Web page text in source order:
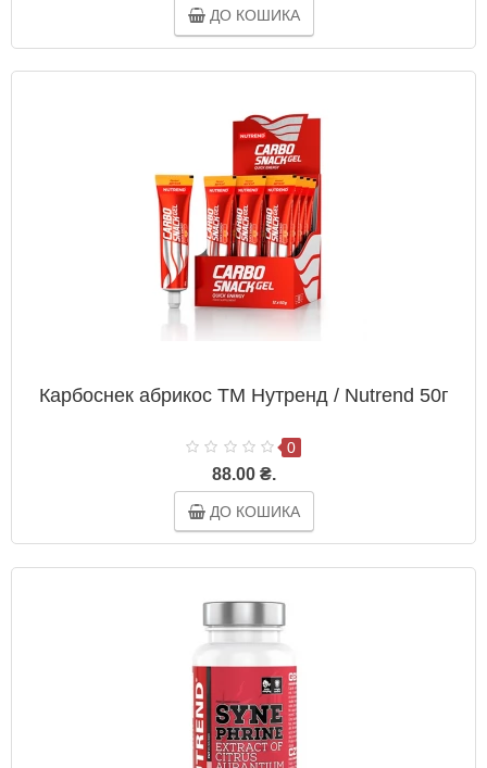
ДО КОШИКА
Карбоснек абрикос ТМ Нутренд / Nutrend 50г
0
88.00 ₴.
ДО КОШИКА